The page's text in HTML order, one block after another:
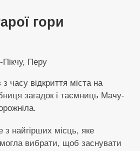
гори
Перу
з часу відкриття міста на
загадок і таємниць Мачу-
з найгірших місць, яке
вибрати, щоб заснувати